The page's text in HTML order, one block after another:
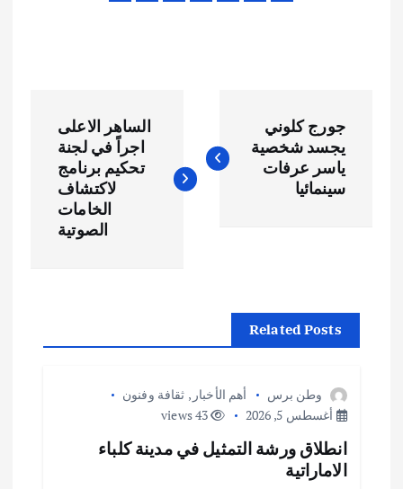
ص
جورج كلوني
يجسد شخصية
ياسر عرفات
سينمائيا
الساهر الاعلى
اجراً في لجنة
تحكيم برنامج
لاكتشاف
الخامات
الصوتية
Related Posts
وطن برس أهم الأخبار , ثقافة وفنون
أغسطس 5, 2026
43 views
انطلاق ورشة التمثيل في مدينة كلباء
الاماراتية